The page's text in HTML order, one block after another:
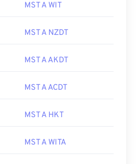
MST A WIT
MST A NZDT
MST A AKDT
MST A ACDT
MST A HKT
MST A WITA